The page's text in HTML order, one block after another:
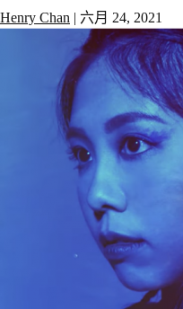
Henry Chan | 六月 24, 2021